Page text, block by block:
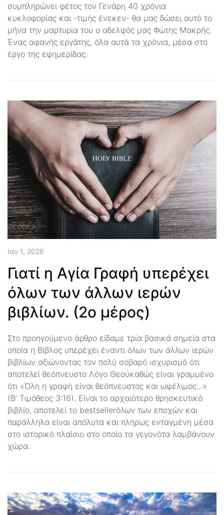
συμπληρώνει φέτος τον Γενάρη 40 χρόνια
κυκλοφορίας και -τιμής ένεκεν- θα μας δώσει αυτό το
μήνα την μαρτυρία του ο αδελφός μας Φώτης Μακρής.
Ένας αφανής εργάτης, όλα αυτά τα χρόνια, μέσα στο
έργο της εφημερίδας.
Ιαν 1, 2026
Γιατί η Αγία Γραφή υπερέχει
όλων των άλλων ιερών
βιβλίων. (2ο μέρος)
Στο προηγούμενο άρθρο είδαμε τρία βασικά σημεία στα
οποία η Βίβλος υπερέχει έναντι όλων των άλλων ιερών
βιβλίων αξιώνοντας τον πολύ σοβαρό ισχυρισμό ότι
αποτελεί θεόπνευστο Λόγο Θεούκαθώς είναι γραμμένο
ότι «Όλη η γραφή είναι θεόπνευστος και ωφέλιμος...»
(Β’ Τιμόθεος 3:16). Είναι το αρχαιότερο θρησκευτικό
βιβλίο, αποτελεί το bestsellerόλων των εποχών και
παράλληλα είναι απόλυτα και πλήρως ενταγμένη μέσα
στο ιστορικό πλαίσιο στο οποίο τα γεγονότα λαμβάνουν
χώρα.